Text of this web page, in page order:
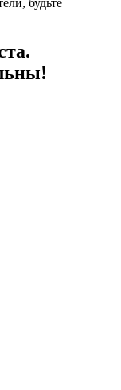
будьте